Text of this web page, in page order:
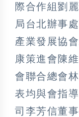
際合作組劉
局台北辦事
產業發展協
康策進會陳
會聯合總會
表均與會指
司李芳信董